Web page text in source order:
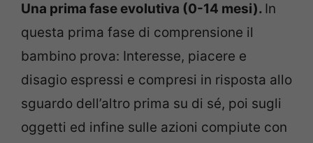
Una prima fase evolutiva (0-14 mesi). In
questa prima fase di comprensione il
bambino prova: Interesse, piacere e
disagio espressi e compresi in risposta allo
sguardo dell’altro prima su di sé, poi sugli
oggetti ed infine sulle azioni compiute con